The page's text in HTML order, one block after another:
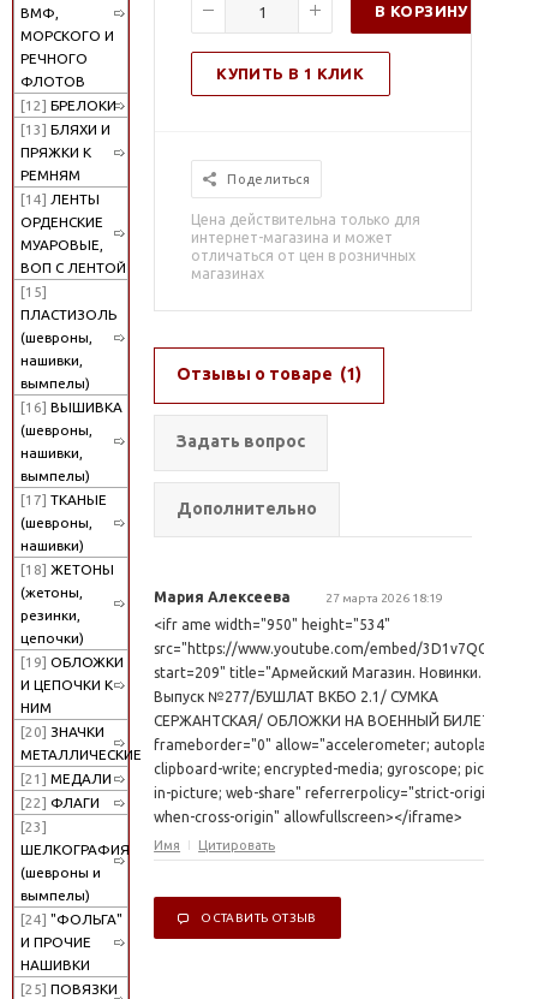
ВМФ,
МОРСКОГО И
РЕЧНОГО
ФЛОТОВ
[12] БРЕЛОКИ
[13] БЛЯХИ И
ПРЯЖКИ К
РЕМНЯМ
[14] ЛЕНТЫ
ОРДЕНСКИЕ
МУАРОВЫЕ,
ВОП С ЛЕНТОЙ
[15]
ПЛАСТИЗОЛЬ
(шевроны,
нашивки,
вымпелы)
[16] ВЫШИВКА
(шевроны,
нашивки,
вымпелы)
[17] ТКАНЫЕ
(шевроны,
нашивки)
[18] ЖЕТОНЫ
(жетоны,
резинки,
цепочки)
[19] ОБЛОЖКИ
И ЦЕПОЧКИ К
НИМ
[20] ЗНАЧКИ
МЕТАЛЛИЧЕСКИЕ
[21] МЕДАЛИ
[22] ФЛАГИ
[23]
ШЕЛКОГРАФИЯ
(шевроны и
вымпелы)
[24] "ФОЛЬГА"
И ПРОЧИЕ
НАШИВКИ
[25] ПОВЯЗКИ
В КОРЗИНУ
КУПИТЬ В 1 КЛИК
Поделиться
Цена действительна только для
интернет-магазина и может
отличаться от цен в розничных
магазинах
Отзывы о товаре (1)
Задать вопрос
Дополнительно
Мария Алексеева 27 марта 2026 18:19
<ifr ame width="950" height="534"
src="https://www.youtube.com/embed/3D1v7QGLn7k?
start=209" title="Армейский Магазин. Новинки.
Выпуск №277/БУШЛАТ ВКБО 2.1/ СУМКА
СЕРЖАНТСКАЯ/ ОБЛОЖКИ НА ВОЕННЫЙ БИЛЕТ"
frameborder="0" allow="accelerometer; autoplay;
clipboard-write; encrypted-media; gyroscope; picture-
in-picture; web-share" referrerpolicy="strict-origin-
when-cross-origin" allowfullscreen></iframe>
Имя Цитировать
ОСТАВИТЬ ОТЗЫВ